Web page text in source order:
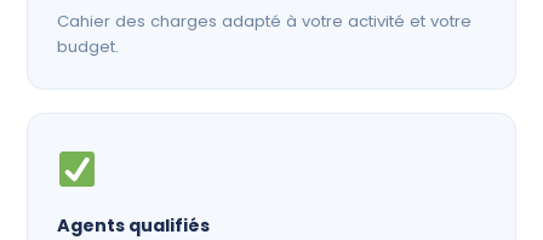
Cahier des charges adapté à votre activité et votre
budget.
Agents qualifiés